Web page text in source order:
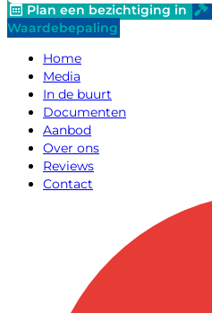
Plan een bezichtiging in
Waardebepaling
Home
Media
In de buurt
Documenten
Aanbod
Over ons
Reviews
Contact